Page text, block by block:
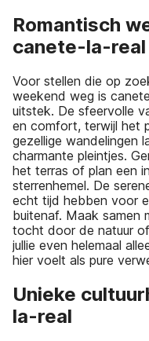
Romantisch
canete-la-real
Voor stellen die op
weekend weg is
uitstek. De sfeervolle
en comfort, terwijl het
gezellige wandelingen
charmante pleintjes.
het terras of plan een
sterrenhemel. De
echt tijd hebben voor
buitenaf. Maak samen
tocht door de natuur
jullie even helemaal
hier voelt als pure
Unieke
la-real